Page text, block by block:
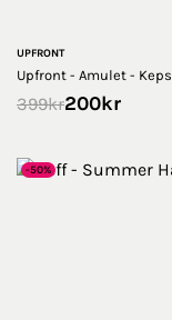
UPFRONT
Upfront - Amulet - Keps
399kr200kr
-50%